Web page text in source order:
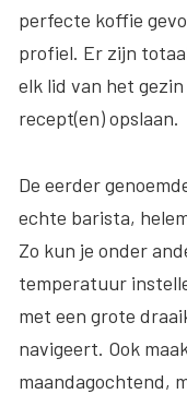
perfecte koffie
profiel. Er zijn
elk lid van het
recept(en) opslaan.
De eerder
echte barista,
Zo kun je onder
temperatuur
met een grote
navigeert. Ook
maandagochtend,